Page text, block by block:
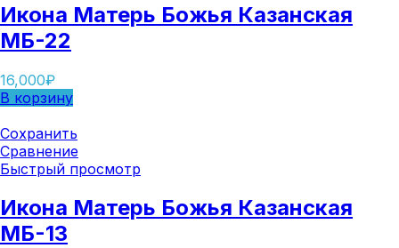
Икона Матерь Божья Казанская
МБ-22
16,000₽
В корзину
Сохранить
Сравнение
Быстрый просмотр
Икона Матерь Божья Казанская
МБ-13